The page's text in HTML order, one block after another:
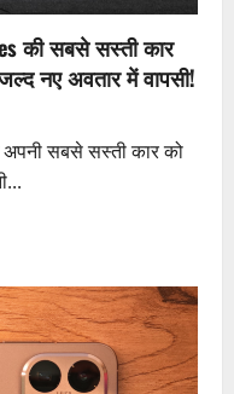
की सबसे सस्ती कार
नए अवतार में वापसी!
सबसे सस्ती कार को